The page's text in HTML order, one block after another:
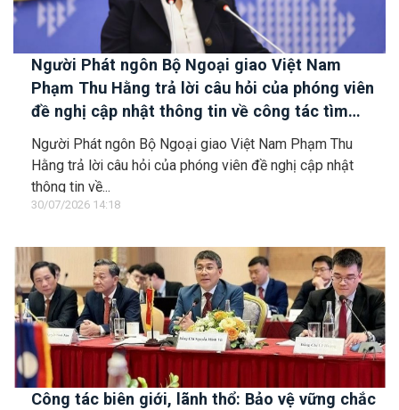
Người Phát ngôn Bộ Ngoại giao Việt Nam
Phạm Thu Hằng trả lời câu hỏi của phóng viên
đề nghị cập nhật thông tin về công tác tìm
kiếm, cứu hộ các thuyền viên Việt Nam trên tàu
Khôi Nguyên 18
Người Phát ngôn Bộ Ngoại giao Việt Nam Phạm Thu
Hằng trả lời câu hỏi của phóng viên đề nghị cập nhật
thông tin về...
30/07/2026 14:18
Công tác biên giới, lãnh thổ: Bảo vệ vững chắc